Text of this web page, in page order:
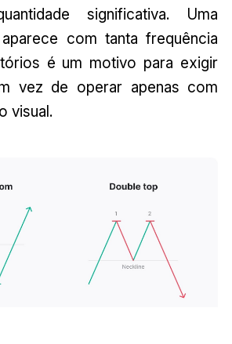
significativa. Uma
com tanta frequência
é um motivo para exigir
vez de operar apenas com
visual.